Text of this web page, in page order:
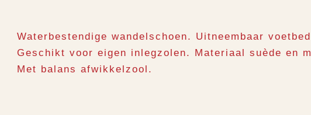
Waterbestendige wandelschoen. Uitneembaar
Geschikt voor eigen inlegzolen. Materiaal suède en
Met balans afwikkelzool.